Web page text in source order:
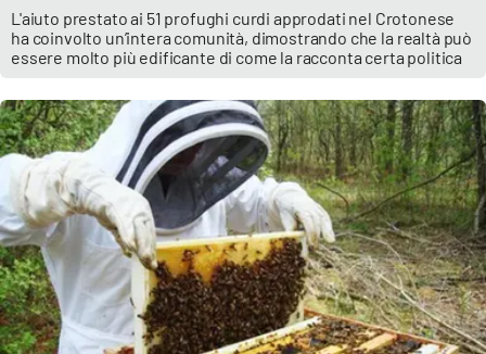
Sport
RUBRICHE
Good Morning Vietnam
Parchi Marini Calabria
Leggendo Alvaro insieme
Imprese Di Calabria
L'aiuto prestato ai 51 profughi curdi approdati nel Crotonese
ha coinvolto un’intera comunità, dimostrando che la realtà può
essere molto più edificante di come la racconta certa politica